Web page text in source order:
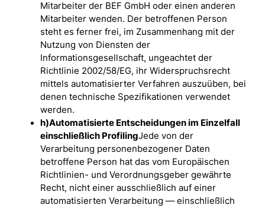
Mitarbeiter der BEF GmbH oder einen anderen
Mitarbeiter wenden. Der betroffenen Person
steht es ferner frei, im Zusammenhang mit der
Nutzung von Diensten der
Informationsgesellschaft, ungeachtet der
Richtlinie 2002/58/EG, ihr Widerspruchsrecht
mittels automatisierter Verfahren auszuüben, bei
denen technische Spezifikationen verwendet
werden.
h)Automatisierte Entscheidungen im Einzelfall
einschließlich ProfilingJede von der
Verarbeitung personenbezogener Daten
betroffene Person hat das vom Europäischen
Richtlinien- und Verordnungsgeber gewährte
Recht, nicht einer ausschließlich auf einer
automatisierten Verarbeitung — einschließlich